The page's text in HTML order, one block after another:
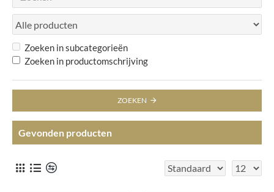
Zoeken in subcategorieën
Zoeken in productomschrijving
ZOEKEN
Gevonden producten